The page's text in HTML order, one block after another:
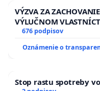
VÝZVA ZA
VÝLUČNOM
SLOVENSKEJ
kanálov na Slovensku
676 podpisov
Oznámenie o
Stop rastu spotreby